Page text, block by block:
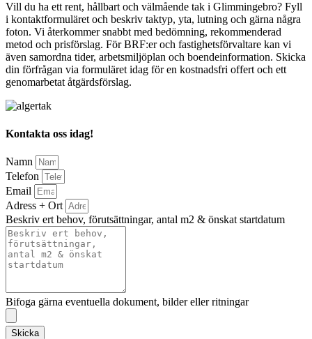
Vill du ha ett rent, hållbart och välmående tak i Glimmingebro? Fyll
i kontaktformuläret och beskriv taktyp, yta, lutning och gärna några
foton. Vi återkommer snabbt med bedömning, rekommenderad
metod och prisförslag. För BRF:er och fastighetsförvaltare kan vi
även samordna tider, arbetsmiljöplan och boendeinformation. Skicka
din förfrågan via formuläret idag för en kostnadsfri offert och ett
genomarbetat åtgärdsförslag.
Kontakta oss idag!
Namn
Telefon
Email
Adress + Ort
Beskriv ert behov, förutsättningar, antal m2 & önskat startdatum
Bifoga gärna eventuella dokument, bilder eller ritningar
Skicka